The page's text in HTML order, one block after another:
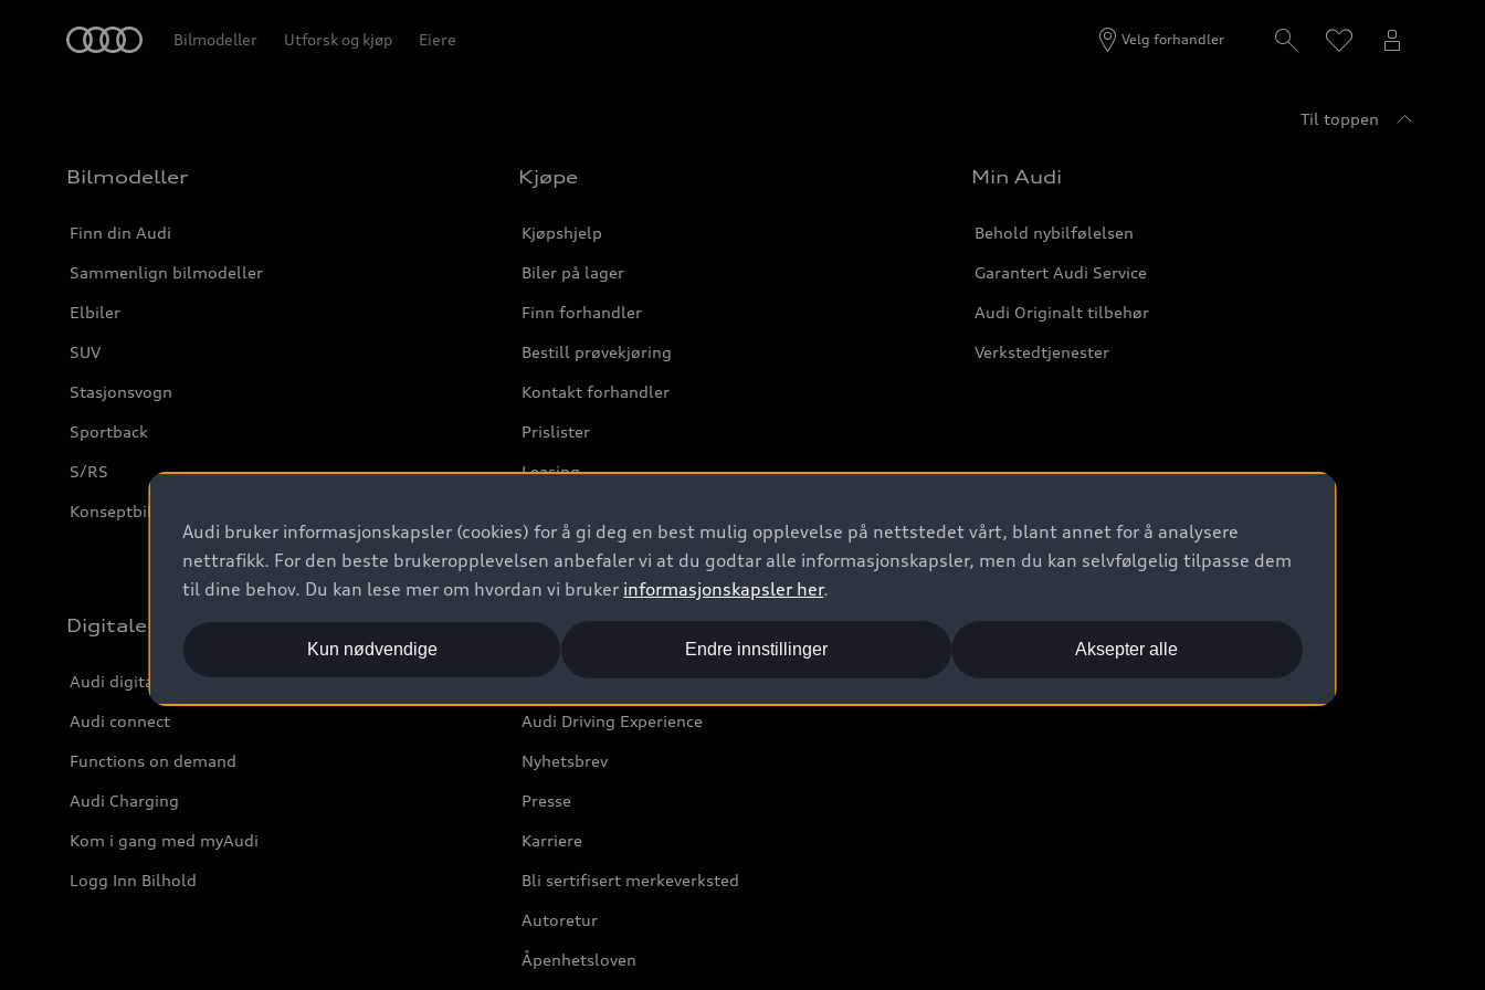
Bilmodeller Utforsk og kjøp Eiere Velg forhandler
Til toppen
Bilmodeller
Finn din Audi
Sammenlign bilmodeller
Elbiler
SUV
Stasjonsvogn
Sportback
S/RS
Konseptbiler og prototyper
Kjøpe
Kjøpshjelp
Biler på lager
Finn forhandler
Bestill prøvekjøring
Kontakt forhandler
Prislister
Leasing
Audi Forsikring
Min Audi
Behold nybilfølelsen
Garantert Audi Service
Audi Originalt tilbehør
Verkstedtjenester
Digitale tjenester
Audi digitale tjenester
Audi connect
Functions on demand
Audi Charging
Kom i gang med myAudi
Logg Inn Bilhold
Audi Norge
Kundeservice
Audi Driving Experience
Nyhetsbrev
Presse
Karriere
Bli sertifisert merkeverksted
Autoretur
Åpenhetsloven
Audi bruker informasjonskapsler (cookies) for å gi deg en best mulig opplevelse på nettstedet vårt, blant annet for å analysere
nettrafikk. For den beste brukeropplevelsen anbefaler vi at du godtar alle informasjonskapsler, men du kan selvfølgelig tilpasse dem
til dine behov. Du kan lese mer om hvordan vi bruker informasjonskapsler her.
Aksepter alle
Kun nødvendige Endre innstillinger